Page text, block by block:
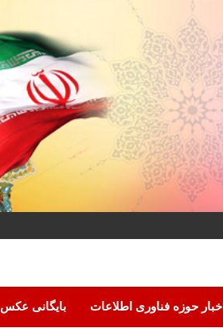
اخبار حوزه فناوری اطلاعات بایگانی عکس